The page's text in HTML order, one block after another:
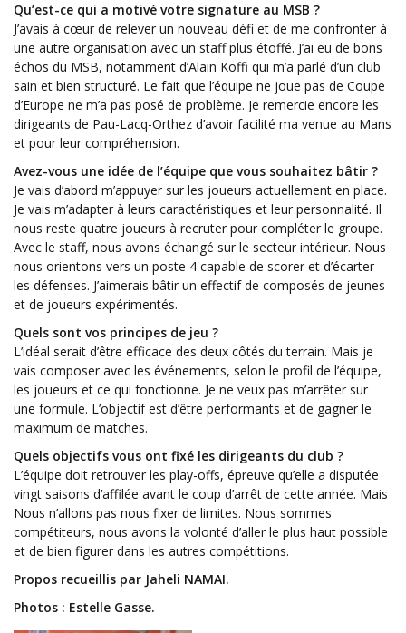
Qu’est-ce qui a motivé votre signature au MSB ?
J’avais à cœur de relever un nouveau défi et de me confronter à
une autre organisation avec un staff plus étoffé. J’ai eu de bons
échos du MSB, notamment d’Alain Koffi qui m’a parlé d’un club
sain et bien structuré. Le fait que l’équipe ne joue pas de Coupe
d’Europe ne m’a pas posé de problème. Je remercie encore les
dirigeants de Pau-Lacq-Orthez d’avoir facilité ma venue au Mans
et pour leur compréhension.
Avez-vous une idée de l’équipe que vous souhaitez bâtir ?
Je vais d’abord m’appuyer sur les joueurs actuellement en place.
Je vais m’adapter à leurs caractéristiques et leur personnalité. Il
nous reste quatre joueurs à recruter pour compléter le groupe.
Avec le staff, nous avons échangé sur le secteur intérieur. Nous
nous orientons vers un poste 4 capable de scorer et d’écarter
les défenses. J’aimerais bâtir un effectif de composés de jeunes
et de joueurs expérimentés.
Quels sont vos principes de jeu ?
L’idéal serait d’être efficace des deux côtés du terrain. Mais je
vais composer avec les événements, selon le profil de l’équipe,
les joueurs et ce qui fonctionne. Je ne veux pas m’arrêter sur
une formule. L’objectif est d’être performants et de gagner le
maximum de matches.
Quels objectifs vous ont fixé les dirigeants du club ?
L’équipe doit retrouver les play-offs, épreuve qu’elle a disputée
vingt saisons d’affilée avant le coup d’arrêt de cette année. Mais
Nous n’allons pas nous fixer de limites. Nous sommes
compétiteurs, nous avons la volonté d’aller le plus haut possible
et de bien figurer dans les autres compétitions.
Propos recueillis par Jaheli NAMAI.
Photos : Estelle Gasse.